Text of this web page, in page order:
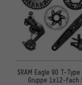
SRAM Eagle 90 T-Type
Gruppe 1x12-fach